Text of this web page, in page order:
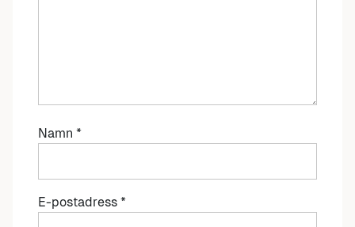
Namn *
E-postadress *